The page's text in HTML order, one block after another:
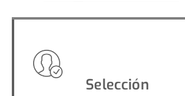
Selección